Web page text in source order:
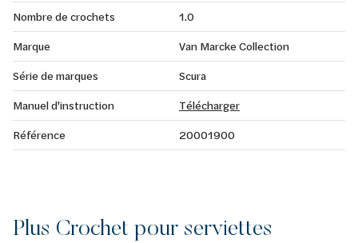
Nombre de crochets
1.0
Marque
Van Marcke Collection
Série de marques
Scura
Manuel d'instruction
Télécharger
Référence
20001900
Plus Crochet pour serviettes